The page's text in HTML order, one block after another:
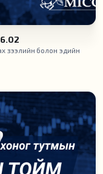
зээлийн болон эдийн